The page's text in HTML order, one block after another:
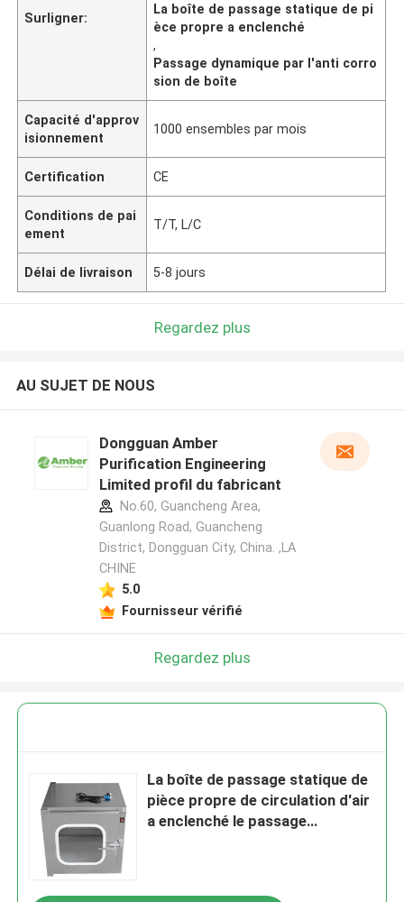
Surligner:
La boîte de passage statique de pi
èce propre a enclenché
,
Passage dynamique par l'anti corro
sion de boîte
Capacité d'approv
isionnement
1000 ensembles par mois
Certification CE
Conditions de pai
ement
T/T, L/C
Délai de livraison 5-8 jours
Regardez plus
AU SUJET DE NOUS
Dongguan Amber
Purification Engineering
Limited profil du fabricant
No.60, Guancheng Area,
Guanlong Road, Guancheng
District, Dongguan City, China. ,LA
CHINE
5.0
Fournisseur vérifié
Regardez plus
La boîte de passage statique de
pièce propre de circulation d'air
a enclenché le passage